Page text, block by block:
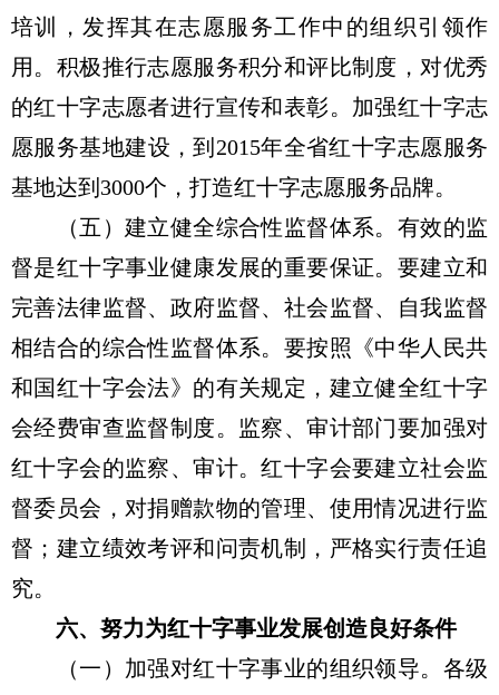
培训，发挥其在志愿服务工作中的组织引领作
用。积极推行志愿服务积分和评比制度，对优秀
的红十字志愿者进行宣传和表彰。加强红十字志
愿服务基地建设，到2015年全省红十字志愿服务
基地达到3000个，打造红十字志愿服务品牌。
（五）建立健全综合性监督体系。有效的监
督是红十字事业健康发展的重要保证。要建立和
完善法律监督、政府监督、社会监督、自我监督
相结合的综合性监督体系。要按照《中华人民共
和国红十字会法》的有关规定，建立健全红十字
会经费审查监督制度。监察、审计部门要加强对
红十字会的监察、审计。红十字会要建立社会监
督委员会，对捐赠款物的管理、使用情况进行监
督；建立绩效考评和问责机制，严格实行责任追
究。
六、努力为红十字事业发展创造良好条件
（一）加强对红十字事业的组织领导。各级